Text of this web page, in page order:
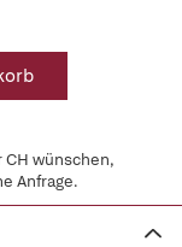
CH wünschen,
Anfrage.